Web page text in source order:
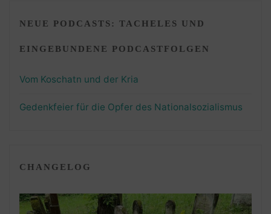
NEUE PODCASTS: TACHELES UND
EINGEBUNDENE PODCASTFOLGEN
Vom Koschatn und der Kria
Gedenkfeier für die Opfer des Nationalsozialismus
CHANGELOG